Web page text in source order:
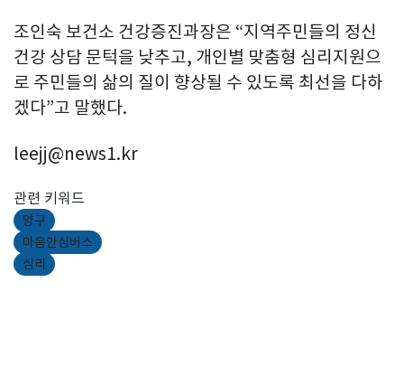
조인숙 보건소 건강증진과장은 “지역주민들의 정신
건강 상담 문턱을 낮추고, 개인별 맞춤형 심리지원으
로 주민들의 삶의 질이 향상될 수 있도록 최선을 다하
겠다”고 말했다.
leejj@news1.kr
관련 키워드
양구
마음안심버스
심리